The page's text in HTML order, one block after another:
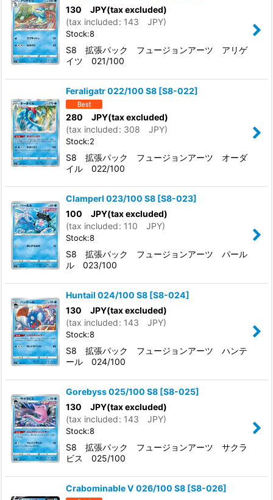
130 JPY(tax excluded)
(tax included: 143 JPY)
Stock:8
S8 拡張パック フュージョンアーツ アリゲ
イツ 021/100
Feraligatr 022/100 S8 [S8-022]
280 JPY(tax excluded)
(tax included: 308 JPY)
Stock:2
S8 拡張パック フュージョンアーツ オーダ
イル 022/100
Clamperl 023/100 S8 [S8-023]
100 JPY(tax excluded)
(tax included: 110 JPY)
Stock:8
S8 拡張パック フュージョンアーツ パール
ル 023/100
Huntail 024/100 S8 [S8-024]
130 JPY(tax excluded)
(tax included: 143 JPY)
Stock:8
S8 拡張パック フュージョンアーツ ハンテ
ール 024/100
Gorebyss 025/100 S8 [S8-025]
130 JPY(tax excluded)
(tax included: 143 JPY)
Stock:8
S8 拡張パック フュージョンアーツ サクラ
ビス 025/100
Crabominable V 026/100 S8 [S8-026]